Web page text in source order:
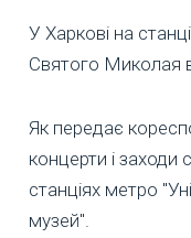
У Харкові на
Святого Миколая
Як передає
концерти і заходи
станціях метро
музей".